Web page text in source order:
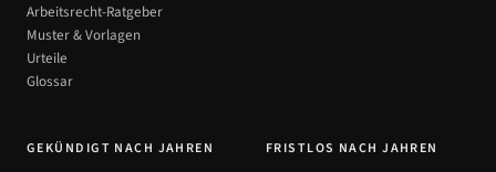
Arbeitsrecht-Ratgeber
Muster & Vorlagen
Urteile
Glossar
GEKÜNDIGT NACH JAHREN FRISTLOS NACH JAHREN